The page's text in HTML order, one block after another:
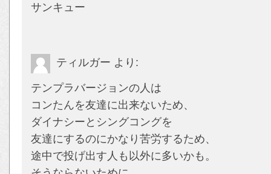
サンキュー
ティルガー より:
テンプラバージョンの人は
コンたんを友達に出来ないため、
ダイナシーとシングコングを
友達にするのにかなり苦労するため、
途中で投げ出す人も以外に多いかも。